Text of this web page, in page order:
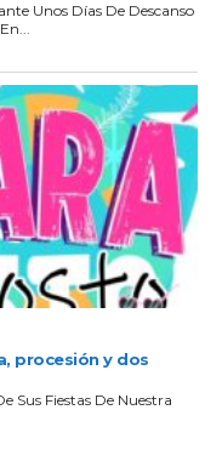
Unos Días De Descanso
procesión y dos
Sus Fiestas De Nuestra